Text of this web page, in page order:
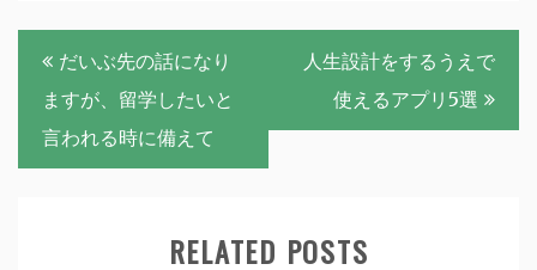
投
ナ
ビ
だいぶ先の話になり
ますが、留学したいと
言われる時に備えて
人生設計をするうえで
使えるアプリ5選
RELATED POSTS